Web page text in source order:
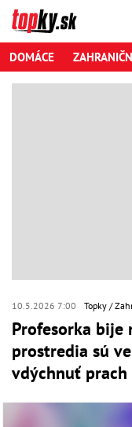
DOMÁCE
10.5.2026 7:00 Topky
Profesorka bije
prostredia sú
vdýchnuť